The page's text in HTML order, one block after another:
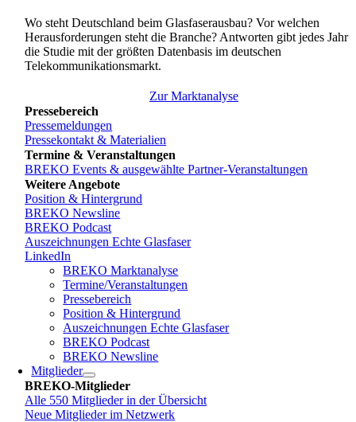
Wo steht Deutschland beim Glasfaserausbau? Vor welchen
Herausforderungen steht die Branche? Antworten gibt jedes Jahr
die Studie mit der größten Datenbasis im deutschen
Telekommunikationsmarkt.
Zur Marktanalyse
Pressebereich
Pressemeldungen
Pressekontakt & Materialien
Termine & Veranstaltungen
BREKO Events & ausgewählte Partner-Veranstaltungen
Weitere Angebote
Position & Hintergrund
BREKO Newsline
BREKO Podcast
Auszeichnungen Echte Glasfaser
LinkedIn
BREKO Marktanalyse
Termine/Veranstaltungen
Pressebereich
Position & Hintergrund
Auszeichnungen Echte Glasfaser
BREKO Podcast
BREKO Newsline
Mitglieder
BREKO-Mitglieder
Alle 550 Mitglieder in der Übersicht
Neue Mitglieder im Netzwerk